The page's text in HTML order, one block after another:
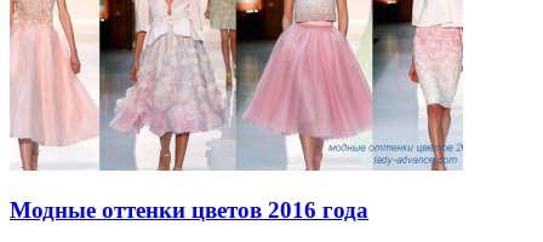
Модные оттенки цветов 2016 года